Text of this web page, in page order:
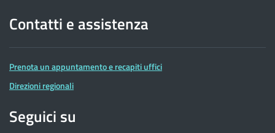
Contatti e assistenza
Prenota un appuntamento e recapiti uffici
Direzioni regionali
Seguici su